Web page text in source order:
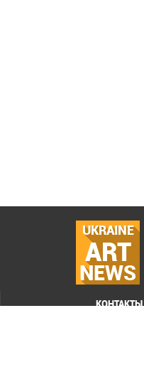
UKRAINE
ART
NEWS
КОНТАКТЫ